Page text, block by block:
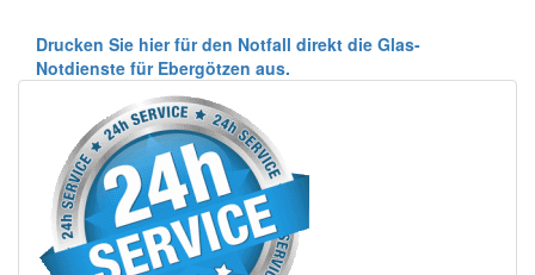
Drucken Sie hier für den Notfall direkt die Glas-
Notdienste für Ebergötzen aus.